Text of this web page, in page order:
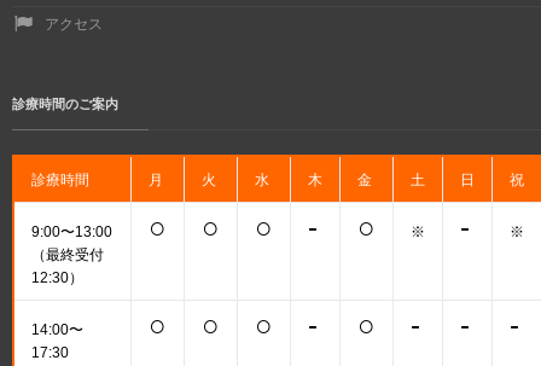
アクセス
診療時間のご案内
診療時間 月 火 水 木 金 土 日 祝
9:00〜13:00
（最終受付
12:30）
○ ○ ○ - ○ ※ - ※
14:00〜
17:30
○ ○ ○ - ○ - - -